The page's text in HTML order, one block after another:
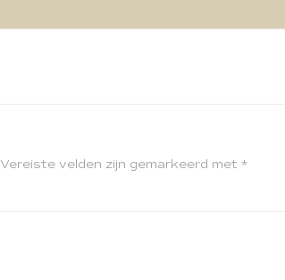
Vereiste velden zijn gemarkeerd met *